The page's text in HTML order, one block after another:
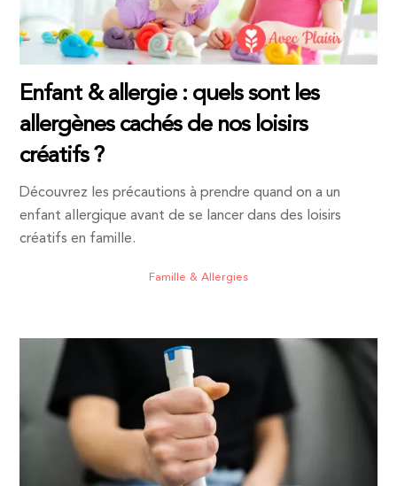
Enfant & allergie : quels sont les
allergènes cachés de nos loisirs
créatifs ?
Découvrez les précautions à prendre quand on a un
enfant allergique avant de se lancer dans des loisirs
créatifs en famille.
Famille & Allergies